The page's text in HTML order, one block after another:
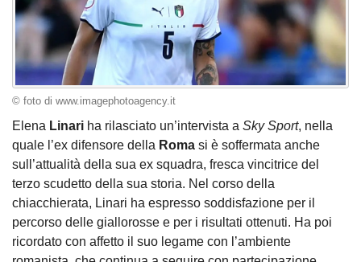
© foto di www.imagephotoagency.it
Elena Linari ha rilasciato un’intervista a Sky Sport, nella
quale l’ex difensore della Roma si è soffermata anche
sull’attualità della sua ex squadra, fresca vincitrice del
terzo scudetto della sua storia. Nel corso della
chiacchierata, Linari ha espresso soddisfazione per il
percorso delle giallorosse e per i risultati ottenuti. Ha poi
ricordato con affetto il suo legame con l’ambiente